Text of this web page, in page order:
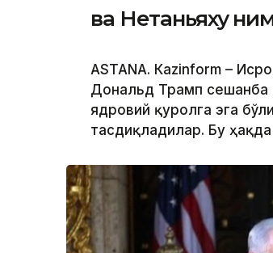
ва Нетаньяху
ASTANА. Кazinform –
Дональд Трамп сешанба
ядровий қуролга эга
тасдиқладилар. Бу